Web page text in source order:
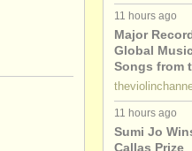
11 hours ago
Major
Global
Songs from
11 hours ago
Sumi Jo
Callas Prize